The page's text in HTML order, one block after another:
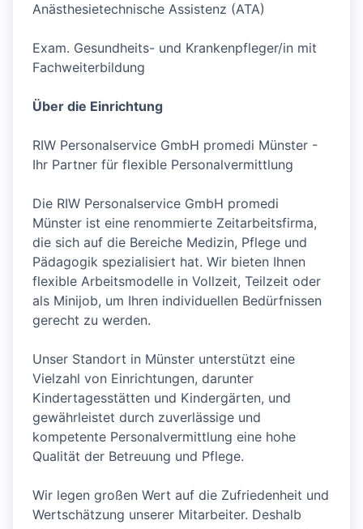
Anästhesietechnische Assistenz (ATA)
Exam. Gesundheits- und Krankenpfleger/in mit
Fachweiterbildung
Über die Einrichtung
RIW Personalservice GmbH promedi Münster -
Ihr Partner für flexible Personalvermittlung
Die RIW Personalservice GmbH promedi
Münster ist eine renommierte Zeitarbeitsfirma,
die sich auf die Bereiche Medizin, Pflege und
Pädagogik spezialisiert hat. Wir bieten Ihnen
flexible Arbeitsmodelle in Vollzeit, Teilzeit oder
als Minijob, um Ihren individuellen Bedürfnissen
gerecht zu werden.
Unser Standort in Münster unterstützt eine
Vielzahl von Einrichtungen, darunter
Kindertagesstätten und Kindergärten, und
gewährleistet durch zuverlässige und
kompetente Personalvermittlung eine hohe
Qualität der Betreuung und Pflege.
Wir legen großen Wert auf die Zufriedenheit und
Wertschätzung unserer Mitarbeiter. Deshalb